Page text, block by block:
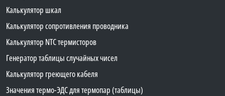
Калькулятор шкал
Калькулятор сопротивления проводника
Калькулятор NTC термисторов
Генератор таблицы случайных чисел
Калькулятор греющего кабеля
Значения термо-ЭДС для термопар (таблицы)